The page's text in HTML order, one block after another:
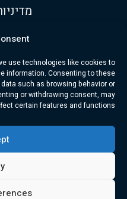
use technologies like cookies to
information. Consenting to these
such as browsing behavior or
or withdrawing consent, may
certain features and functions.
א׳-ש׳:9:00
טלפון:+972 534-313-418
דוא"ל:
© Trubarev Dive Co. כל הזכויות שמורות